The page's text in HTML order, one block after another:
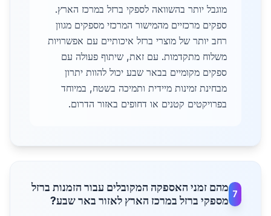
מוגבל יותר בהשוואה לספקי ברזל במרכז הארץ.
ספקים מרכזיים מהמישור המרכזי מספקים מגוון
רחב יותר של מוצרי ברזל איכותיים עם אפשרויות
משלוח מתקדמות. עם זאת, שיתוף פעולה עם
ספקים מקומיים בבאר שבע יכול להוות יתרון
מבחינת זמינות מיידית ותמיכה בשטח, במיוחד
בפרויקטים קטנים או דחופים באזור הדרום.
7
מהם זמני האספקה המקובלים עבור הזמנות ברזל
מספקי ברזל במרכז הארץ לאזור באר שבע?